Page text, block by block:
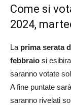
Come si
2024,
La prima serata
febbraio si
saranno votate
A fine puntate
saranno rivelati